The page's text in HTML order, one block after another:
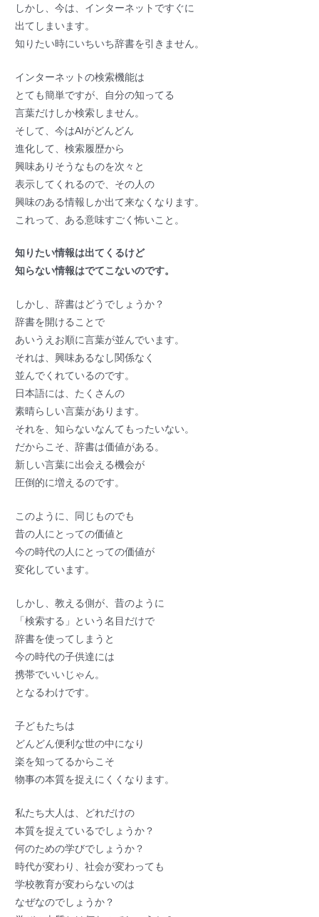
しかし、今は、インターネットですぐに
出てしまいます。
知りたい時にいちいち辞書を引きません。
インターネットの検索機能は
とても簡単ですが、自分の知ってる
言葉だけしか検索しません。
そして、今はAIがどんどん
進化して、検索履歴から
興味ありそうなものを次々と
表示してくれるので、その人の
興味のある情報しか出て来なくなります。
これって、ある意味すごく怖いこと。
知りたい情報は出てくるけど
知らない情報はでてこないのです。
しかし、辞書はどうでしょうか？
辞書を開けることで
あいうえお順に言葉が並んでいます。
それは、興味あるなし関係なく
並んでくれているのです。
日本語には、たくさんの
素晴らしい言葉があります。
それを、知らないなんてもったいない。
だからこそ、辞書は価値がある。
新しい言葉に出会える機会が
圧倒的に増えるのです。
このように、同じものでも
昔の人にとっての価値と
今の時代の人にとっての価値が
変化しています。
しかし、教える側が、昔のように
「検索する」という名目だけで
辞書を使ってしまうと
今の時代の子供達には
携帯でいいじゃん。
となるわけです。
子どもたちは
どんどん便利な世の中になり
楽を知ってるからこそ
物事の本質を捉えにくくなります。
私たち大人は、どれだけの
本質を捉えているでしょうか？
何のための学びでしょうか？
時代が変わり、社会が変わっても
学校教育が変わらないのは
なぜなのでしょうか？